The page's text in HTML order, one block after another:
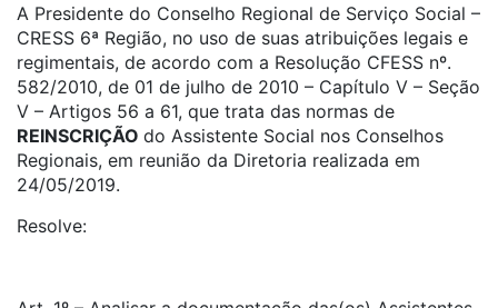
A Presidente do Conselho Regional de Serviço Social –
CRESS 6ª Região, no uso de suas atribuições legais e
regimentais, de acordo com a Resolução CFESS nº.
582/2010, de 01 de julho de 2010 – Capítulo V – Seção
V – Artigos 56 a 61, que trata das normas de
REINSCRIÇÃO do Assistente Social nos Conselhos
Regionais, em reunião da Diretoria realizada em
24/05/2019.
Resolve: